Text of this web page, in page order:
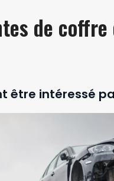
de
être intéressé